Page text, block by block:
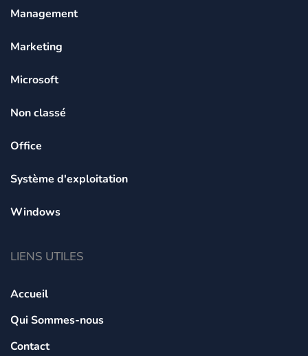
Management
Marketing
Microsoft
Non classé
Office
Système d'exploitation
Windows
LIENS UTILES
Accueil
Qui Sommes-nous
Contact